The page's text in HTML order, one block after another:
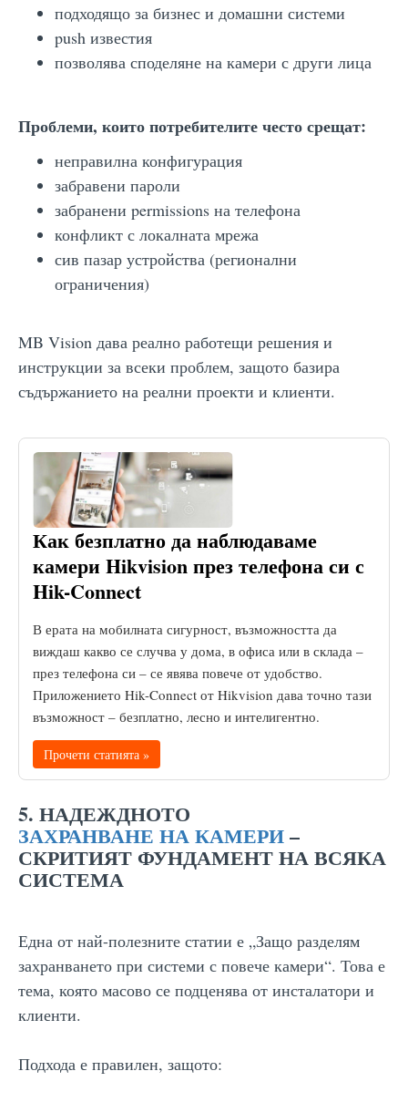
подходящо за бизнес и домашни системи
push известия
позволява споделяне на камери с други лица
Проблеми, които потребителите често срещат:
неправилна конфигурация
забравени пароли
забранени permissions на телефона
конфликт с локалната мрежа
сив пазар устройства (регионални
ограничения)
MB Vision дава реално работещи решения и
инструкции за всеки проблем, защото базира
съдържанието на реални проекти и клиенти.
Как безплатно да наблюдаваме
камери Hikvision през телефона си с
Hik-Connect
В ерата на мобилната сигурност, възможността да
виждаш какво се случва у дома, в офиса или в склада –
през телефона си – се явява повече от удобство.
Приложението Hik-Connect от Hikvision дава точно тази
възможност – безплатно, лесно и интелигентно.
Прочети статията »
5. НАДЕЖДНОТО
ЗАХРАНВАНЕ НА КАМЕРИ–
СКРИТИЯТ ФУНДАМЕНТ НА ВСЯКА
СИСТЕМА
Една от най-полезните статии е „Защо разделям
захранването при системи с повече камери“. Това е
тема, която масово се подценява от инсталатори и
клиенти.
Подхода е правилен, защото: